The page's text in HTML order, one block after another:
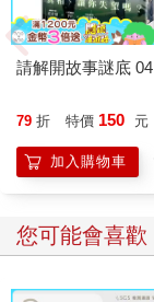
請解開故事謎底 04
79 折 特價 150 元
加入購物車
您可能會喜歡